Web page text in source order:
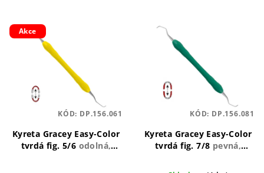
Akce
Kyreta Gracey Easy-Color
tvrdá fig. 5/6 odolná,
KÓD: DP.156.061
Kyreta Gracey Easy-Color
tvrdá fig. 7/8 pevná,
KÓD: DP.156.081